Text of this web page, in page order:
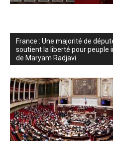
France : Une majorité de
soutient la liberté pour peuple
de Maryam Radjavi